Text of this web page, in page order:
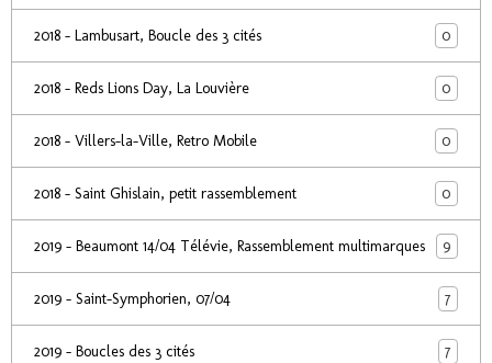
2018 - Lambusart, Boucle des 3 cités 0
2018 - Reds Lions Day, La Louvière 0
2018 - Villers-la-Ville, Retro Mobile 0
2018 - Saint Ghislain, petit rassemblement 0
2019 - Beaumont 14/04 Télévie, Rassemblement multimarques 9
2019 - Saint-Symphorien, 07/04 7
2019 - Boucles des 3 cités 7